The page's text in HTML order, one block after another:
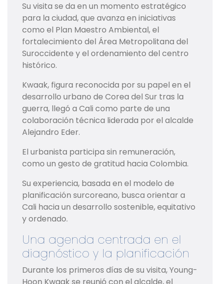
Su visita se da en un momento estratégico
para la ciudad, que avanza en iniciativas
como el Plan Maestro Ambiental, el
fortalecimiento del Área Metropolitana del
Suroccidente y el ordenamiento del centro
histórico.
Kwaak, figura reconocida por su papel en el
desarrollo urbano de Corea del Sur tras la
guerra, llegó a Cali como parte de una
colaboración técnica liderada por el alcalde
Alejandro Eder.
El urbanista participa sin remuneración,
como un gesto de gratitud hacia Colombia.
Su experiencia, basada en el modelo de
planificación surcoreano, busca orientar a
Cali hacia un desarrollo sostenible, equitativo
y ordenado.
Una agenda centrada en el
diagnóstico y la planificación
Durante los primeros días de su visita, Young-